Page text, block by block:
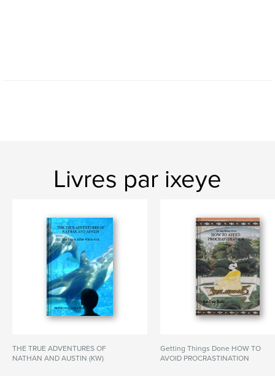
Livres par ixeye
THE TRUE ADVENTURES OF
NATHAN AND AUSTIN (KW)
Getting Things Done HOW TO
AVOID PROCRASTINATION